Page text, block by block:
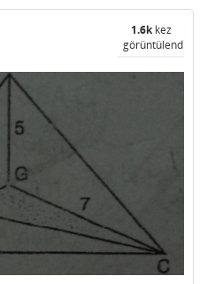
1.6kkez
görüntülendi